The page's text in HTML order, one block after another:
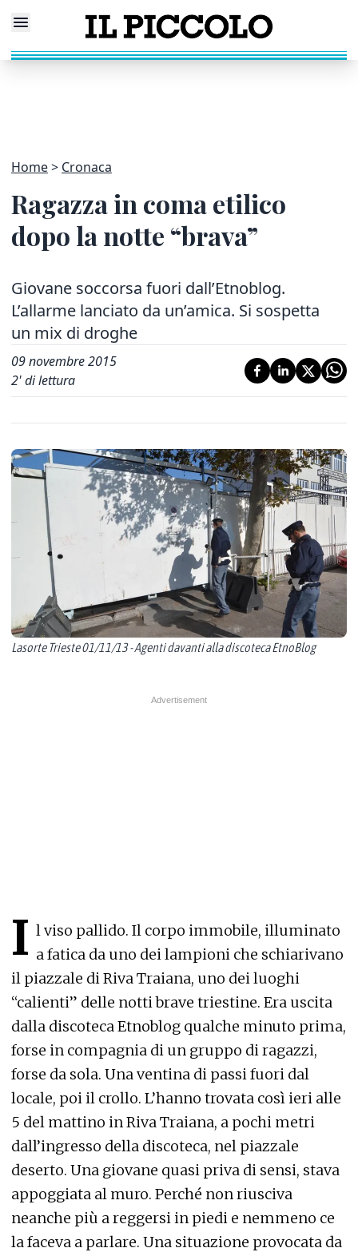
Home Cronaca
Ragazza in coma etilico
dopo la notte “brava”
Giovane soccorsa fuori dall’Etnoblog.
L’allarme lanciato da un’amica. Si sospetta
un mix di droghe
09 novembre 2015
2' di lettura
Lasorte Trieste 01/11/13 - Agenti davanti alla discoteca EtnoBlog
I l viso pallido. Il corpo immobile, illuminato
a fatica da uno dei lampioni che schiarivano
il piazzale di Riva Traiana, uno dei luoghi
“calienti” delle notti brave triestine. Era uscita
dalla discoteca Etnoblog qualche minuto prima,
forse in compagnia di un gruppo di ragazzi,
forse da sola. Una ventina di passi fuori dal
locale, poi il crollo. L’hanno trovata così ieri alle
5 del mattino in Riva Traiana, a pochi metri
dall’ingresso della discoteca, nel piazzale
deserto. Una giovane quasi priva di sensi, stava
appoggiata al muro. Perché non riusciva
neanche più a reggersi in piedi e nemmeno ce
la faceva a parlare. Una situazione provocata da